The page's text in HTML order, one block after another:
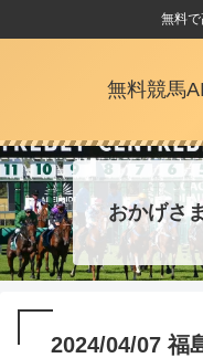
無料
無料競馬
おかげさ
2024/04/07 福